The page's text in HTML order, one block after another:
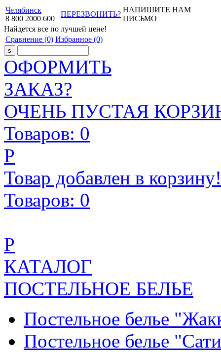
Челябинск
8 800 2000 600
ПЕРЕЗВОНИТЬ?
НАПИШИТЕ НАМ
ПИСЬМО
Найдется все по лучшей цене!
Сравнение (0) Избранное (0)
ОФОРМИТЬ
ЗАКАЗ?
ОЧЕНЬ ПУСТАЯ
Товаров: 0
Р
Товар добавлен в корзину!
Товаров: 0
Р
КАТАЛОГ
ПОСТЕЛЬНОЕ БЕЛЬЕ
Постельное белье
Постельное белье